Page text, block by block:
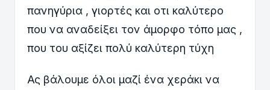
πανηγύρια , γιορτές και οτι καλύτερο
που να αναδείξει τον άμορφο τόπο μας ,
που του αξίζει πολύ καλύτερη τύχη
Ας βάλουμε όλοι μαζί ένα χεράκι να